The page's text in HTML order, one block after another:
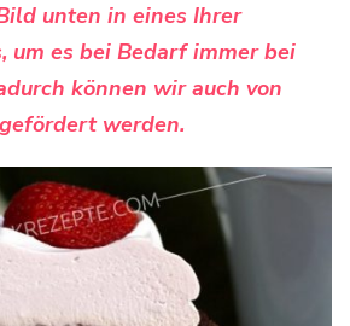
unten in eines Ihrer
um es bei Bedarf immer bei
können wir auch von
werden.